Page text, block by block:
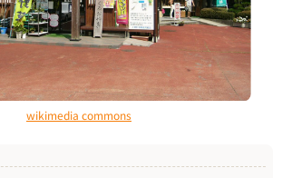
wikimedia commons